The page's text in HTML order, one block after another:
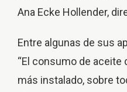
Ana Ecke Hollender,
Entre algunas de sus
“El consumo de aceite
más instalado, sobre